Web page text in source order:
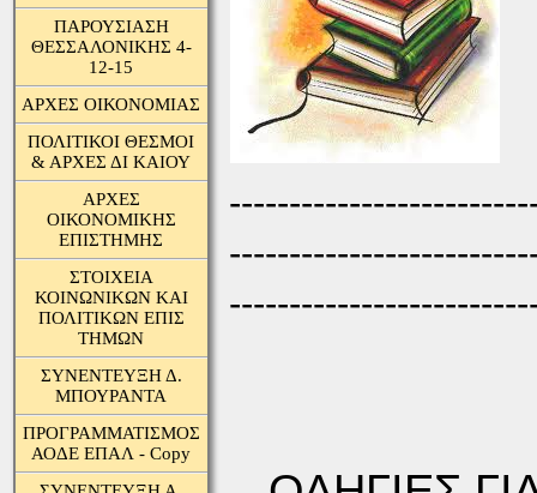
ΠΑΡΟΥΣΙΑΣΗ
ΘΕΣΣΑΛΟΝΙΚΗΣ 4-
12-15
ΑΡΧΕΣ ΟΙΚΟΝΟΜΙΑΣ
ΠΟΛΙΤΙΚΟΙ ΘΕΣΜΟΙ
& ΑΡΧΕΣ ΔΙ ΚΑΙΟΥ
ΑΡΧΕΣ
ΟΙΚΟΝΟΜΙΚΗΣ
ΕΠΙΣΤΗΜΗΣ
ΣΤΟΙΧΕΙΑ
ΚΟΙΝΩΝΙΚΩΝ ΚΑΙ
ΠΟΛΙΤΙΚΩΝ ΕΠΙΣ
ΤΗΜΩΝ
ΣΥΝΕΝΤΕΥΞΗ Δ.
ΜΠΟΥΡΑΝΤΑ
ΠΡΟΓΡΑΜΜΑΤΙΣΜΟΣ
ΑΟΔΕ ΕΠΑΛ - Copy